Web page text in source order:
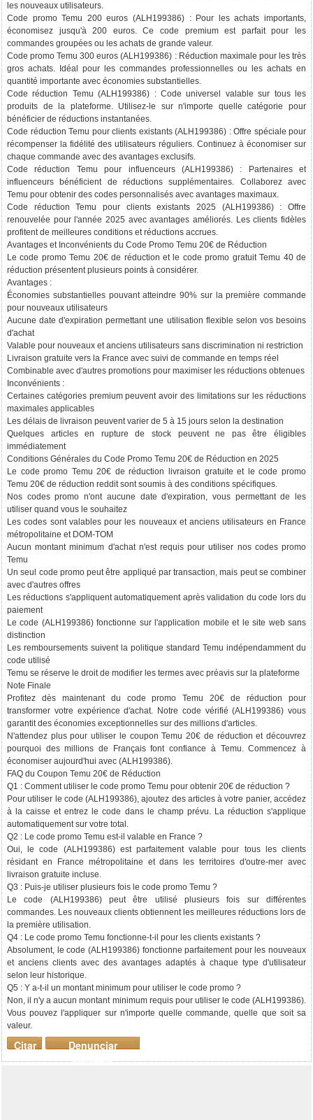
les nouveaux utilisateurs.
Code promo Temu 200 euros (ALH199386) : Pour les achats importants,
économisez jusqu'à 200 euros. Ce code premium est parfait pour les
commandes groupées ou les achats de grande valeur.
Code promo Temu 300 euros (ALH199386) : Réduction maximale pour les très
gros achats. Idéal pour les commandes professionnelles ou les achats en
quantité importante avec économies substantielles.
Code réduction Temu (ALH199386) : Code universel valable sur tous les
produits de la plateforme. Utilisez-le sur n'importe quelle catégorie pour
bénéficier de réductions instantanées.
Code réduction Temu pour clients existants (ALH199386) : Offre spéciale pour
récompenser la fidélité des utilisateurs réguliers. Continuez à économiser sur
chaque commande avec des avantages exclusifs.
Code réduction Temu pour influenceurs (ALH199386) : Partenaires et
influenceurs bénéficient de réductions supplémentaires. Collaborez avec
Temu pour obtenir des codes personnalisés avec avantages maximaux.
Code réduction Temu pour clients existants 2025 (ALH199386) : Offre
renouvelée pour l'année 2025 avec avantages améliorés. Les clients fidèles
profitent de meilleures conditions et réductions accrues.
Avantages et Inconvénients du Code Promo Temu 20€ de Réduction
Le code promo Temu 20€ de réduction et le code promo gratuit Temu 40 de
réduction présentent plusieurs points à considérer.
Avantages :
Économies substantielles pouvant atteindre 90% sur la première commande
pour nouveaux utilisateurs
Aucune date d'expiration permettant une utilisation flexible selon vos besoins
d'achat
Valable pour nouveaux et anciens utilisateurs sans discrimination ni restriction
Livraison gratuite vers la France avec suivi de commande en temps réel
Combinable avec d'autres promotions pour maximiser les réductions obtenues
Inconvénients :
Certaines catégories premium peuvent avoir des limitations sur les réductions
maximales applicables
Les délais de livraison peuvent varier de 5 à 15 jours selon la destination
Quelques articles en rupture de stock peuvent ne pas être éligibles
immédiatement
Conditions Générales du Code Promo Temu 20€ de Réduction en 2025
Le code promo Temu 20€ de réduction livraison gratuite et le code promo
Temu 20€ de réduction reddit sont soumis à des conditions spécifiques.
Nos codes promo n'ont aucune date d'expiration, vous permettant de les
utiliser quand vous le souhaitez
Les codes sont valables pour les nouveaux et anciens utilisateurs en France
métropolitaine et DOM-TOM
Aucun montant minimum d'achat n'est requis pour utiliser nos codes promo
Temu
Un seul code promo peut être appliqué par transaction, mais peut se combiner
avec d'autres offres
Les réductions s'appliquent automatiquement après validation du code lors du
paiement
Le code (ALH199386) fonctionne sur l'application mobile et le site web sans
distinction
Les remboursements suivent la politique standard Temu indépendamment du
code utilisé
Temu se réserve le droit de modifier les termes avec préavis sur la plateforme
Note Finale
Profitez dès maintenant du code promo Temu 20€ de réduction pour
transformer votre expérience d'achat. Notre code vérifié (ALH199386) vous
garantit des économies exceptionnelles sur des millions d'articles.
N'attendez plus pour utiliser le coupon Temu 20€ de réduction et découvrez
pourquoi des millions de Français font confiance à Temu. Commencez à
économiser aujourd'hui avec (ALH199386).
FAQ du Coupon Temu 20€ de Réduction
Q1 : Comment utiliser le code promo Temu pour obtenir 20€ de réduction ?
Pour utiliser le code (ALH199386), ajoutez des articles à votre panier, accédez
à la caisse et entrez le code dans le champ prévu. La réduction s'applique
automatiquement sur votre total.
Q2 : Le code promo Temu est-il valable en France ?
Oui, le code (ALH199386) est parfaitement valable pour tous les clients
résidant en France métropolitaine et dans les territoires d'outre-mer avec
livraison gratuite incluse.
Q3 : Puis-je utiliser plusieurs fois le code promo Temu ?
Le code (ALH199386) peut être utilisé plusieurs fois sur différentes
commandes. Les nouveaux clients obtiennent les meilleures réductions lors de
la première utilisation.
Q4 : Le code promo Temu fonctionne-t-il pour les clients existants ?
Absolument, le code (ALH199386) fonctionne parfaitement pour les nouveaux
et anciens clients avec des avantages adaptés à chaque type d'utilisateur
selon leur historique.
Q5 : Y a-t-il un montant minimum pour utiliser le code promo ?
Non, il n'y a aucun montant minimum requis pour utiliser le code (ALH199386).
Vous pouvez l'appliquer sur n'importe quelle commande, quelle que soit sa
valeur.
Denunciar
mensaje
Citar